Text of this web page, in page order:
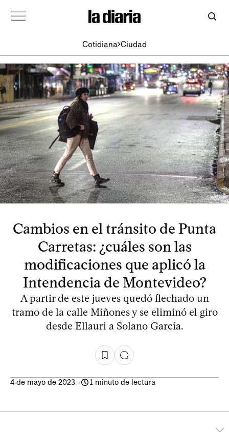
Cotidiana Ciudad
Cambios en el tránsito de Punta
Carretas: ¿cuáles son las
modificaciones que aplicó la
Intendencia de Montevideo?
A partir de este jueves quedó flechado un
tramo de la calle Miñones y se eliminó el giro
desde Ellauri a Solano García.
4 de mayo de 2023 - 1 minuto de lectura